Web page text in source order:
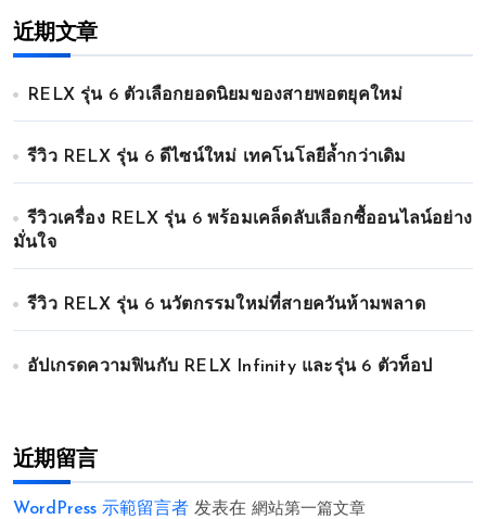
近期文章
RELX รุ่น 6 ตัวเลือกยอดนิยมของสายพอตยุคใหม่
รีวิว RELX รุ่น 6 ดีไซน์ใหม่ เทคโนโลยีล้ำกว่าเดิม
รีวิวเครื่อง RELX รุ่น 6 พร้อมเคล็ดลับเลือกซื้ออนไลน์อย่าง
มั่นใจ
รีวิว RELX รุ่น 6 นวัตกรรมใหม่ที่สายควันห้ามพลาด
อัปเกรดความฟินกับ RELX Infinity และรุ่น 6 ตัวท็อป
近期留言
WordPress 示範留言者 发表在 網站第一篇文章